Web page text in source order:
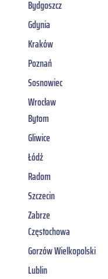
Bydgoszcz
Gdynia
Kraków
Poznań
Sosnowiec
Wrocław
Bytom
Gliwice
Łódź
Radom
Szczecin
Zabrze
Częstochowa
Gorzów Wielkopolski
Lublin